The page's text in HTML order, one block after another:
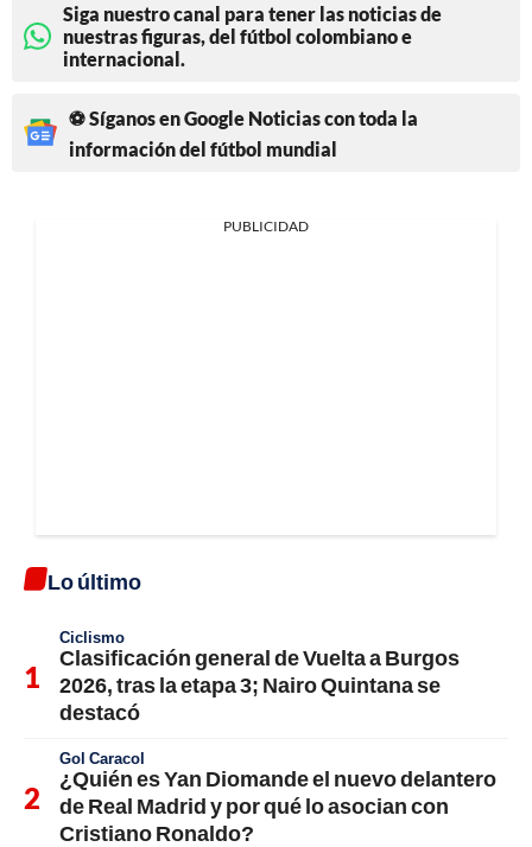
Siga nuestro canal para tener las noticias de
nuestras figuras, del fútbol colombiano e
internacional.
⚽ Síganos en Google Noticias con toda la
información del fútbol mundial
PUBLICIDAD
Lo último
Ciclismo
Clasificación general de Vuelta a Burgos
2026, tras la etapa 3; Nairo Quintana se
destacó
Gol Caracol
¿Quién es Yan Diomande el nuevo delantero
de Real Madrid y por qué lo asocian con
Cristiano Ronaldo?